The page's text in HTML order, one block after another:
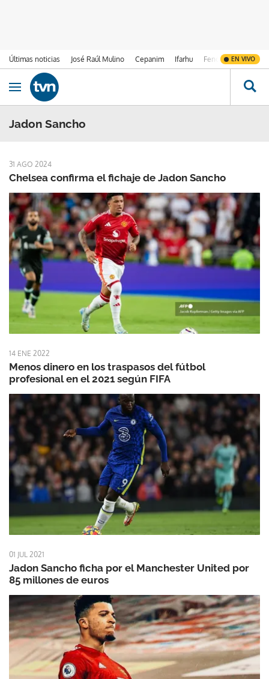
Últimas noticias José Raúl Mulino Cepanim Ifarhu Fenómeno de El
EN VIVO
Ir al contenido
Obrir navegació
Jadon Sancho
31 AGO 2024
Chelsea confirma el fichaje de Jadon Sancho
14 ENE 2022
Menos dinero en los traspasos del fútbol
profesional en el 2021 según FIFA
01 JUL 2021
Jadon Sancho ficha por el Manchester United por
85 millones de euros